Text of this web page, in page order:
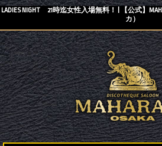
LADIES NIGHT 21時迄女性入場無料！ | 【公式】
カ）